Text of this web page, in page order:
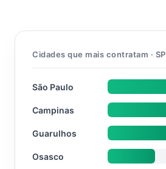
Cidades que mais contratam · SP
São Paulo
Campinas
Guarulhos
Osasco